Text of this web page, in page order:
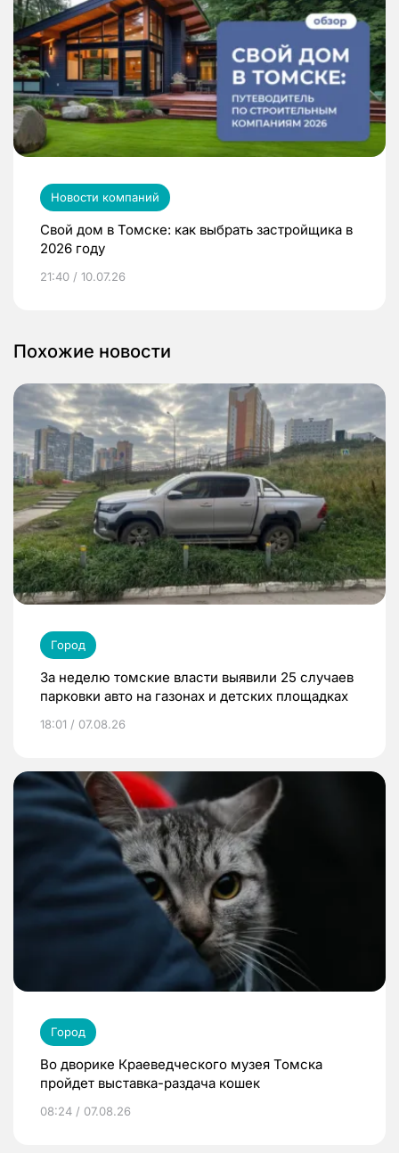
Новости компаний
Свой дом в Томске: как выбрать застройщика в
2026 году
21:40 / 10.07.26
Похожие новости
Город
За неделю томские власти выявили 25 случаев
парковки авто на газонах и детских площадках
18:01 / 07.08.26
Город
Во дворике Краеведческого музея Томска
пройдет выставка-раздача кошек
08:24 / 07.08.26